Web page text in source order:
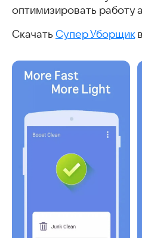
оптимизировать работу
Скачать Супер Уборщик